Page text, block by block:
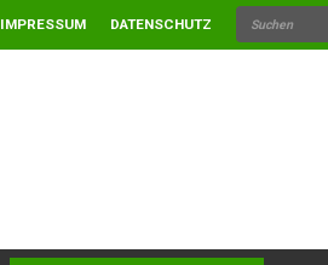
IMPRESSUM DATENSCHUTZ